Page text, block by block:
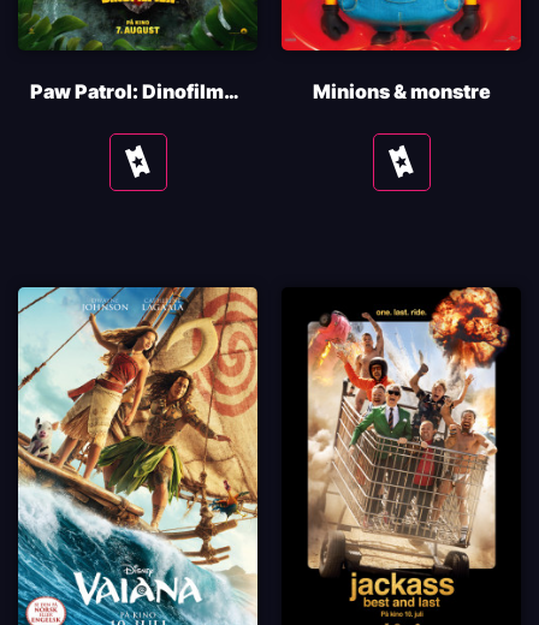
Paw Patrol: Dinofilmen
Se
tider
Minions & monstre
Se
tider